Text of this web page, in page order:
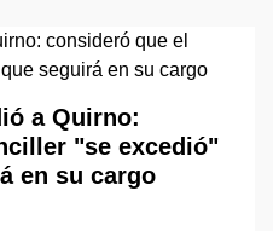
a Quirno:
"se excedió"
en su cargo